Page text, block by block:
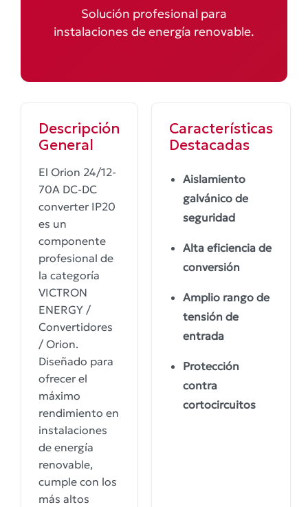
Solución profesional para
instalaciones de energía renovable.
Descripción
General
El Orion 24/12-
70A DC-DC
converter IP20
es un
componente
profesional de
la categoría
VICTRON
ENERGY /
Convertidores
/ Orion.
Diseñado para
ofrecer el
máximo
rendimiento en
instalaciones
de energía
renovable,
cumple con los
más altos
Características
Destacadas
Aislamiento
galvánico de
seguridad
Alta eficiencia de
conversión
Amplio rango de
tensión de
entrada
Protección
contra
cortocircuitos